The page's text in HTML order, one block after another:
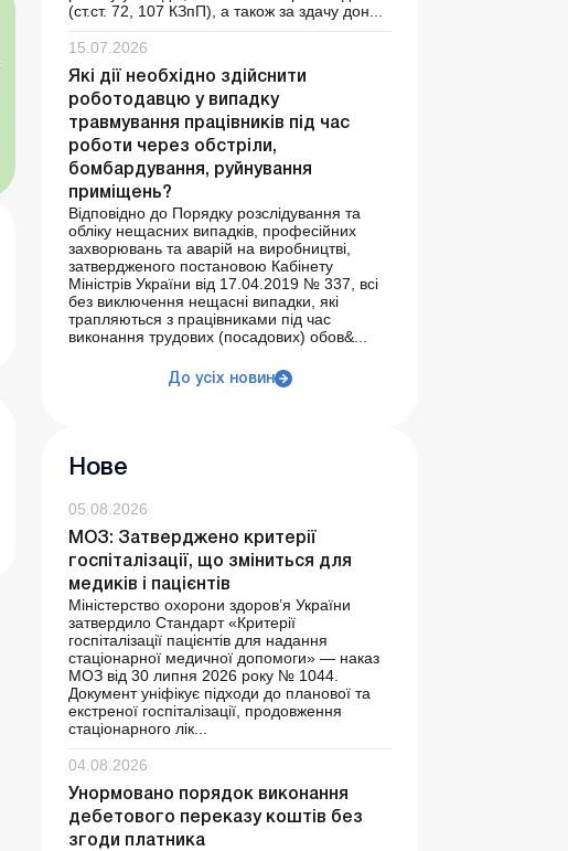
(ст.ст. 72, 107 КЗпП), а також за здачу дон...
15.07.2026
Які дії необхідно здійснити
роботодавцю у випадку
травмування працівників під час
роботи через обстріли,
бомбардування, руйнування
приміщень?
Відповідно до Порядку розслідування та
обліку нещасних випадків, професійних
захворювань та аварій на виробництві,
затвердженого постановою Кабінету
Міністрів України від 17.04.2019 № 337, всі
без виключення нещасні випадки, які
трапляються з працівниками під час
виконання трудових (посадових) обов&...
До усіх новин
Нове
05.08.2026
МОЗ: Затверджено критерії
госпіталізації, що зміниться для
медиків і пацієнтів
Міністерство охорони здоров’я України
затвердило Стандарт «Критерії
госпіталізації пацієнтів для надання
стаціонарної медичної допомоги» — наказ
МОЗ від 30 липня 2026 року № 1044.
Документ уніфікує підходи до планової та
екстреної госпіталізації, продовження
стаціонарного лік...
04.08.2026
Унормовано порядок виконання
дебетового переказу коштів без
згоди платника